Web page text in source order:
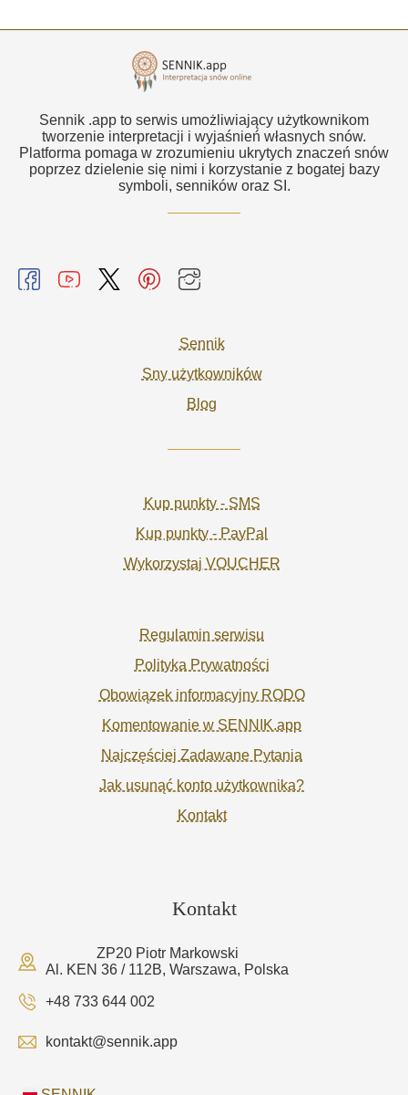
Sennik .app to serwis umożliwiający użytkownikom
tworzenie interpretacji i wyjaśnień własnych snów.
Platforma pomaga w zrozumieniu ukrytych znaczeń snów
poprzez dzielenie się nimi i korzystanie z bogatej bazy
symboli, senników oraz SI.
Sennik
Sny użytkowników
Blog
Kup punkty - SMS
Kup punkty - PayPal
Wykorzystaj VOUCHER
Regulamin serwisu
Polityka Prywatności
Obowiązek informacyjny RODO
Komentowanie w SENNIK.app
Najczęściej Zadawane Pytania
Jak usunąć konto użytkownika?
Kontakt
Kontakt
ZP20 Piotr Markowski
Al. KEN 36 / 112B, Warszawa, Polska
+48 733 644 002
kontakt@sennik.app